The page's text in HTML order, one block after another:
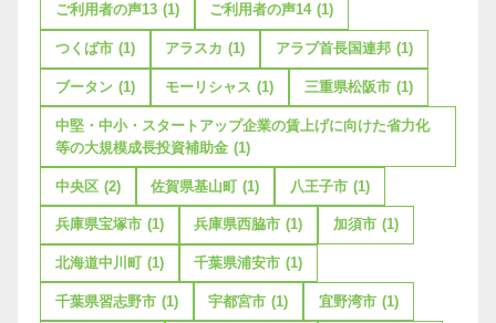
ご利用者の声13 (1) ご利用者の声14 (1)
つくば市 (1) アラスカ (1) アラブ首長国連邦 (1)
ブータン (1) モーリシャス (1) 三重県松阪市 (1)
中堅・中小・スタートアップ企業の賃上げに向けた省力化
等の大規模成長投資補助金 (1)
中央区 (2) 佐賀県基山町 (1) 八王子市 (1)
兵庫県宝塚市 (1) 兵庫県西脇市 (1) 加須市 (1)
北海道中川町 (1) 千葉県浦安市 (1)
千葉県習志野市 (1) 宇都宮市 (1) 宜野湾市 (1)